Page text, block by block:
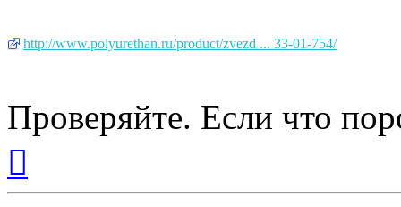
http://www.polyurethan.ru/product/zvezd ... 33-01-754/
Проверяйте. Если что
началу